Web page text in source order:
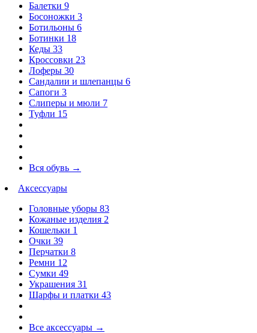
Балетки 9
Босоножки 3
Ботильоны 6
Ботинки 18
Кеды 33
Кроссовки 23
Лоферы 30
Сандалии и шлепанцы 6
Сапоги 3
Слиперы и мюли 7
Туфли 15
Вся обувь →
Аксессуары
Головные уборы 83
Кожаные изделия 2
Кошельки 1
Очки 39
Перчатки 8
Ремни 12
Сумки 49
Украшения 31
Шарфы и платки 43
Все аксессуары →